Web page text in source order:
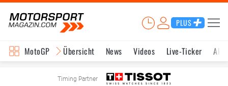
PLUS
MotoGP Übersicht News Videos Live-Ticker
Timing Partner